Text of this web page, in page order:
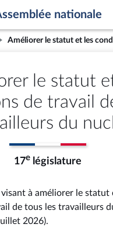
nationale
le statut
de travail
du
17e législature
à améliorer le statut
de tous les travailleurs
2026).